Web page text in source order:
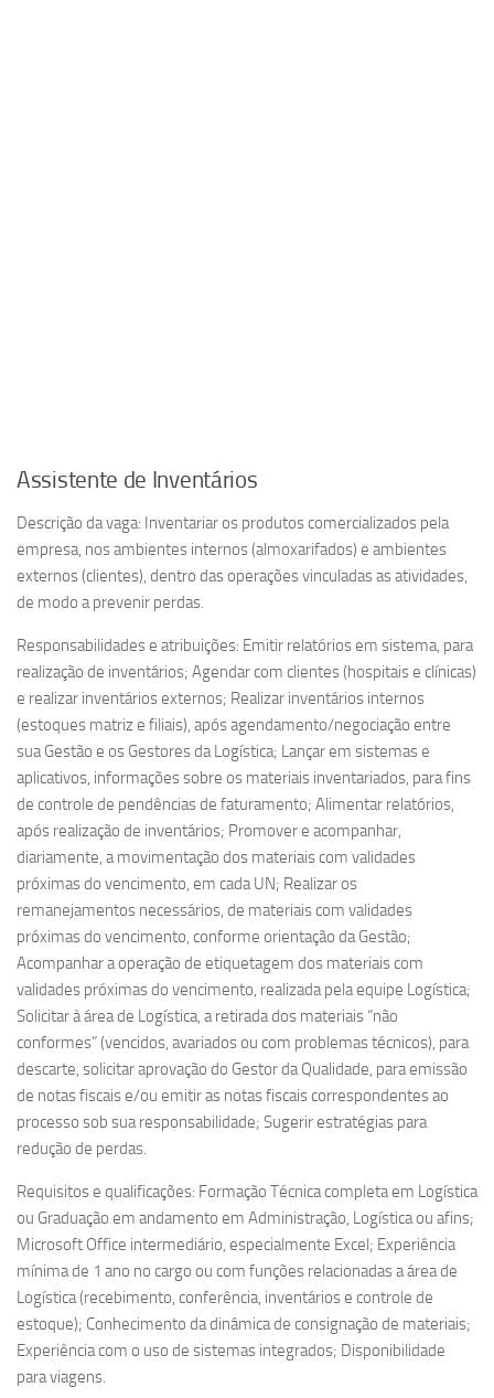
Assistente de Inventários
Descrição da vaga: Inventariar os produtos comercializados pela
empresa, nos ambientes internos (almoxarifados) e ambientes
externos (clientes), dentro das operações vinculadas as atividades,
de modo a prevenir perdas.
Responsabilidades e atribuições: Emitir relatórios em sistema, para
realização de inventários; Agendar com clientes (hospitais e clínicas)
e realizar inventários externos; Realizar inventários internos
(estoques matriz e filiais), após agendamento/negociação entre
sua Gestão e os Gestores da Logística; Lançar em sistemas e
aplicativos, informações sobre os materiais inventariados, para fins
de controle de pendências de faturamento; Alimentar relatórios,
após realização de inventários; Promover e acompanhar,
diariamente, a movimentação dos materiais com validades
próximas do vencimento, em cada UN; Realizar os
remanejamentos necessários, de materiais com validades
próximas do vencimento, conforme orientação da Gestão;
Acompanhar a operação de etiquetagem dos materiais com
validades próximas do vencimento, realizada pela equipe Logística;
Solicitar à área de Logística, a retirada dos materiais “não
conformes” (vencidos, avariados ou com problemas técnicos), para
descarte, solicitar aprovação do Gestor da Qualidade, para emissão
de notas fiscais e/ou emitir as notas fiscais correspondentes ao
processo sob sua responsabilidade; Sugerir estratégias para
redução de perdas.
Requisitos e qualificações: Formação Técnica completa em Logística
ou Graduação em andamento em Administração, Logística ou afins;
Microsoft Office intermediário, especialmente Excel; Experiência
mínima de 1 ano no cargo ou com funções relacionadas a área de
Logística (recebimento, conferência, inventários e controle de
estoque); Conhecimento da dinâmica de consignação de materiais;
Experiência com o uso de sistemas integrados; Disponibilidade
para viagens.